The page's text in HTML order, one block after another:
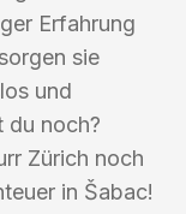
Erfahrung
sie
und
du noch?
Zürich noch
in Šabac!